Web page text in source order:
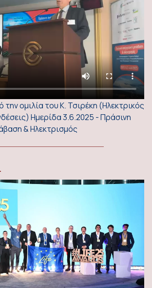
ομιλία του Κ. Τσιρέκη (Ηλεκτρικός
Ημερίδα 3.6.2025 - Πράσινη
& Ηλεκτρισμός